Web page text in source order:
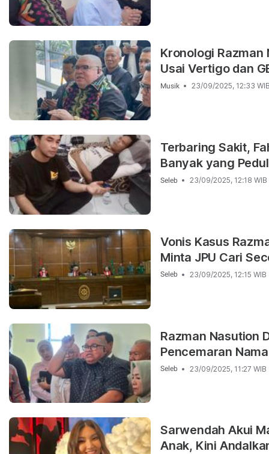
Kronologi Razman
Usai Vertigo dan
Musik 23/09/2025, 12:33
Terbaring Sakit,
Banyak yang
Seleb 23/09/2025, 12:18 WIB
Vonis Kasus
Minta JPU Cari
Seleb 23/09/2025, 12:15 WIB
Razman Nasution
Pencemaran
Seleb 23/09/2025, 11:27 WIB
Sarwendah Akui
Anak, Kini